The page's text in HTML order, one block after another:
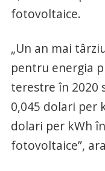
fotovoltaice.
„Un an mai
pentru energia
terestre în 2020
0,045 dolari per
dolari per kWh
fotovoltaice”,